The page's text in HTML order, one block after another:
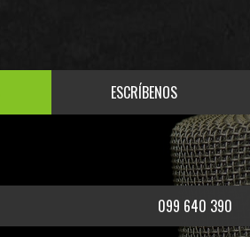
ESCRÍBENOS
099 640 390